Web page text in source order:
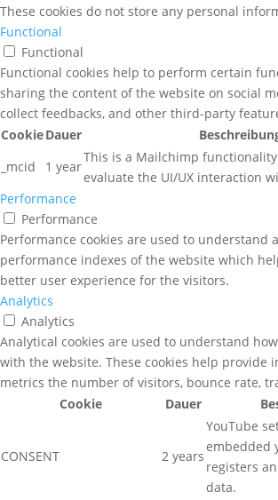
These cookies do not store any personal
Functional
Functional
Functional cookies help to perform certain
sharing the content of the website on social
collect feedbacks, and other third-party
CookieDauer
_mcid
1 year
This is a Mailchimp
evaluate the UI/UX interaction
Performance
Performance
Performance cookies are used to understand
performance indexes of the website which
better user experience for the visitors.
Analytics
Analytics
Analytical cookies are used to understand
with the website. These cookies help provide
metrics the number of visitors, bounce rate,
Cookie
Dauer
CONSENT 2 years
YouTube
embedded
registers
data.